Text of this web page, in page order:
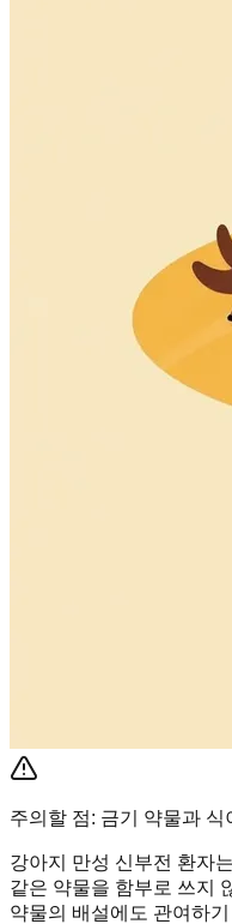
주의할 점: 금기 약물과 식
강아지 만성 신부전 환자
같은 약물을 함부로 쓰지
약물의 배설에도 관여하